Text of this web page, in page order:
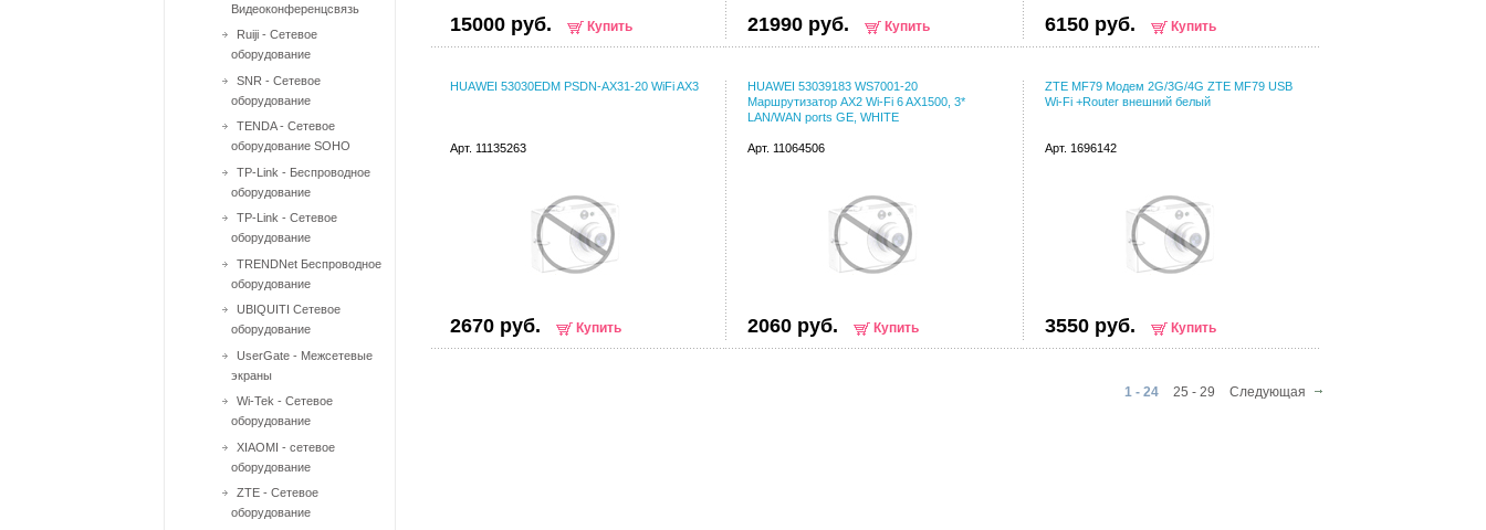
15000 руб. Купить 21990 руб. Купить 6150 руб. Купить
HUAWEI 53030EDM PSDN-AX31-20 WiFi AX3
Арт. 11135263
2670 руб. Купить
HUAWEI 53039183 WS7001-20
Маршрутизатор AX2 Wi-Fi 6 AX1500, 3*
LAN/WAN ports GE, WHITE
Арт. 11064506
2060 руб. Купить
ZTE MF79 Модем 2G/3G/4G ZTE MF79 USB
Wi-Fi +Router внешний белый
Арт. 1696142
3550 руб. Купить
1 - 24 25 - 29 Следующая
Видеоконференцсвязь
Ruiji - Сетевое
оборудование
SNR - Сетевое
оборудование
TENDA - Сетевое
оборудование SOHO
TP-Link - Беспроводное
оборудование
TP-Link - Сетевое
оборудование
TRENDNet Беспроводное
оборудование
UBIQUITI Сетевое
оборудование
UserGate - Межсетевые
экраны
Wi-Tek - Сетевое
оборудование
XIAOMI - сетевое
оборудование
ZTE - Сетевое
оборудование